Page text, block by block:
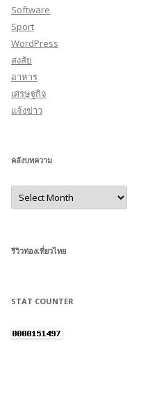
Software
Sport
WordPress
สงสัย
อาหาร
เศรษฐกิจ
แจ้งข่าว
คลังบทความ
คลัง
บทความ
รีวิวท่องเที่ยวไทย
STAT COUNTER